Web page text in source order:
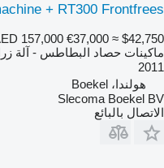
+ RT300 Frontfrees
157,000 €37,000 ≈ $42,750
ماكينات حصاد البطاطس - آلة
2011
هولندا، Boekel
Slecoma Boekel BV
الاتصال بالبائع